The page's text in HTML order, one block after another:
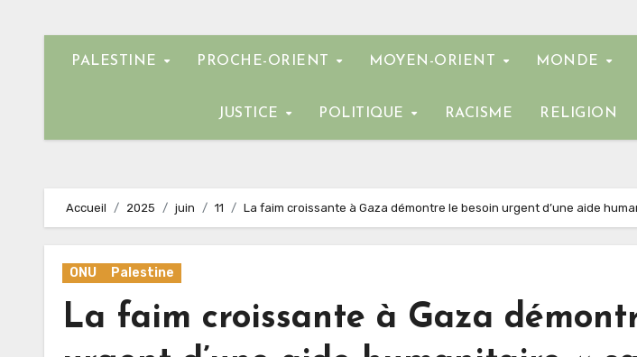
PALESTINE PROCHE-ORIENT MOYEN-ORIENT MONDE
JUSTICE POLITIQUE RACISME RELIGION
Accueil 2025 juin 11 La faim croissante à Gaza démontre le besoin urgent d’une aide
ONU Palestine
La faim croissante à Gaza